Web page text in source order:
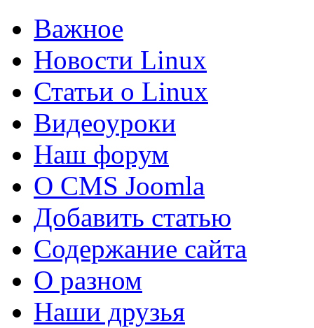
Важное
Новости Linux
Статьи о Linux
Видеоуроки
Наш форум
О CMS Joomla
Добавить статью
Содержание сайта
О разном
Наши друзья